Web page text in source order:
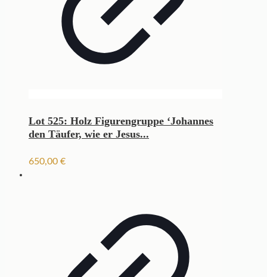
Lot 525: Holz Figurengruppe ‘Johannes
den Täufer, wie er Jesus...
650,00 €